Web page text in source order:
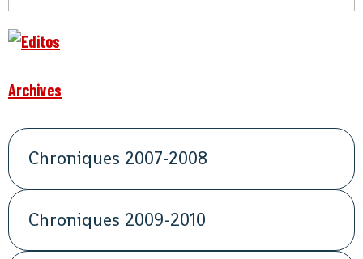
Archives
Chroniques 2007-2008
Chroniques 2009-2010